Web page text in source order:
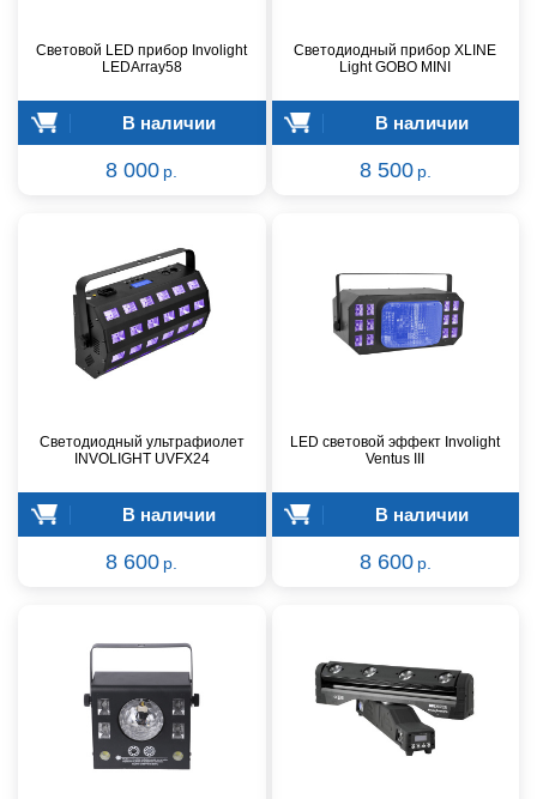
Световой LED прибор Involight
LEDArray58
В наличии
8 000 р.
Светодиодный прибор XLINE
Light GOBO MINI
В наличии
8 500 р.
Светодиодный ультрафиолет
INVOLIGHT UVFX24
В наличии
8 600 р.
LED световой эффект Involight
Ventus III
В наличии
8 600 р.